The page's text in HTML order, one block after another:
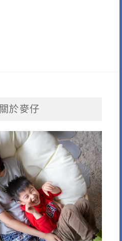
關於麥仔